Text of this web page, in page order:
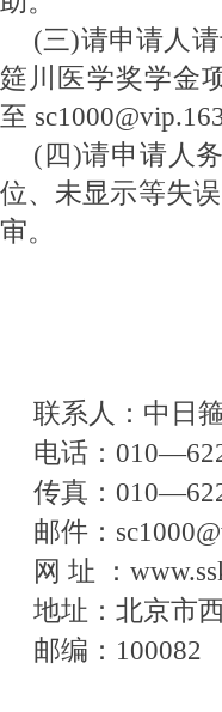
(三)请申请人
筵川医学奖学金
至
(四)请申请人
位、未显示等失
审。
联系人：中日
电话：
传真：
邮件：
网 址 ：
地址：北京市
邮编：100082